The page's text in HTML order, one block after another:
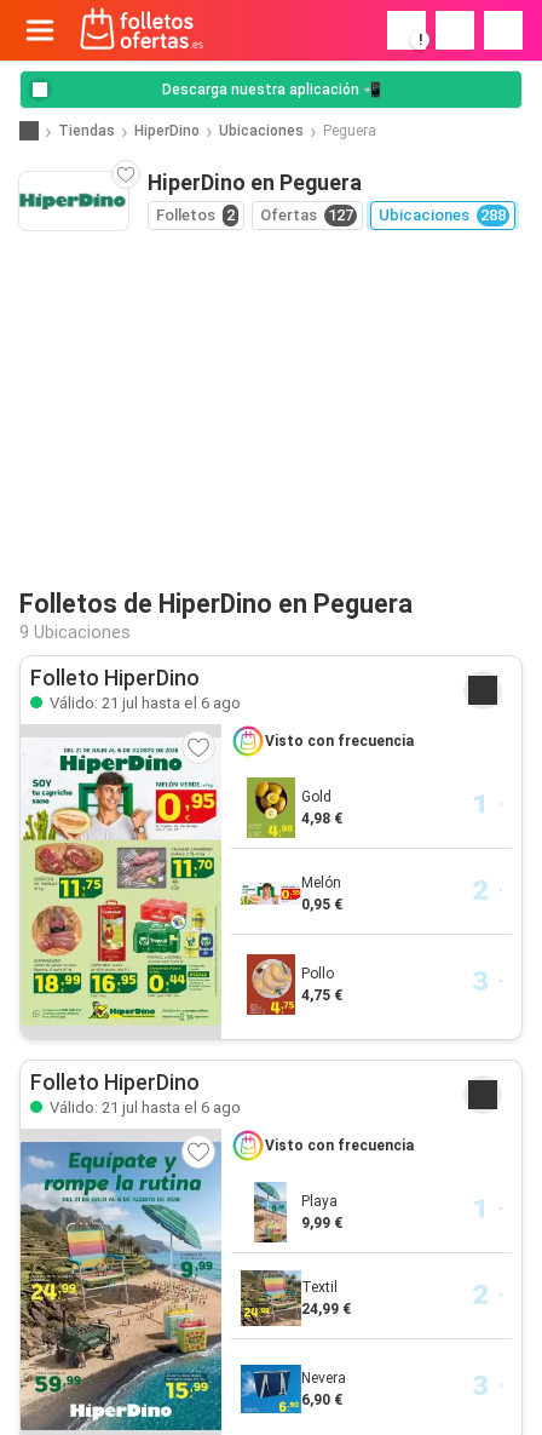
!
Descarga nuestra aplicación 📲
Tiendas HiperDino Ubicaciones Peguera
HiperDino en Peguera
Folletos 2 Ofertas 127 Ubicaciones 288
Folletos de HiperDino en Peguera
9 Ubicaciones
Folleto HiperDino
Válido: 21 jul hasta el 6 ago
Visto con frecuencia
Gold
4,98 €
Melón
0,95 €
Pollo
4,75 €
Folleto HiperDino
Válido: 21 jul hasta el 6 ago
Visto con frecuencia
Playa
9,99 €
Textil
24,99 €
Nevera
6,90 €